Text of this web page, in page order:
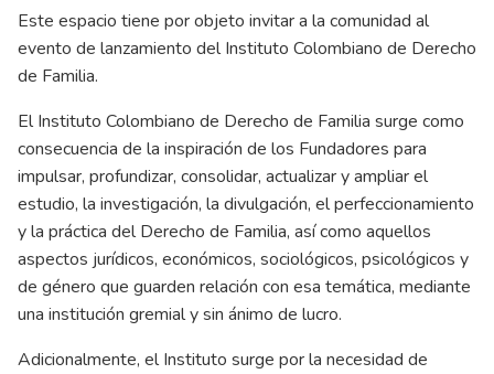
Este espacio tiene por objeto invitar a la comunidad al
evento de lanzamiento del Instituto Colombiano de Derecho
de Familia.
El Instituto Colombiano de Derecho de Familia surge como
consecuencia de la inspiración de los Fundadores para
impulsar, profundizar, consolidar, actualizar y ampliar el
estudio, la investigación, la divulgación, el perfeccionamiento
y la práctica del Derecho de Familia, así como aquellos
aspectos jurídicos, económicos, sociológicos, psicológicos y
de género que guarden relación con esa temática, mediante
una institución gremial y sin ánimo de lucro.
Adicionalmente, el Instituto surge por la necesidad de